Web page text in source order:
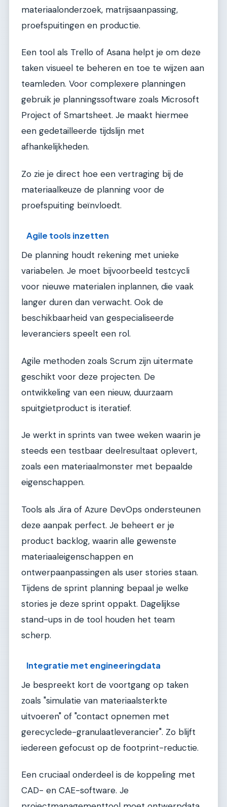
materiaalonderzoek, matrijsaanpassing,
proefspuitingen en productie.
Een tool als Trello of Asana helpt je om deze
taken visueel te beheren en toe te wijzen aan
teamleden. Voor complexere planningen
gebruik je planningssoftware zoals Microsoft
Project of Smartsheet. Je maakt hiermee
een gedetailleerde tijdslijn met
afhankelijkheden.
Zo zie je direct hoe een vertraging bij de
materiaalkeuze de planning voor de
proefspuiting beïnvloedt.
Agile tools inzetten
De planning houdt rekening met unieke
variabelen. Je moet bijvoorbeeld testcycli
voor nieuwe materialen inplannen, die vaak
langer duren dan verwacht. Ook de
beschikbaarheid van gespecialiseerde
leveranciers speelt een rol.
Agile methoden zoals Scrum zijn uitermate
geschikt voor deze projecten. De
ontwikkeling van een nieuw, duurzaam
spuitgietproduct is iteratief.
Je werkt in sprints van twee weken waarin je
steeds een testbaar deelresultaat oplevert,
zoals een materiaalmonster met bepaalde
eigenschappen.
Tools als Jira of Azure DevOps ondersteunen
deze aanpak perfect. Je beheert er je
product backlog, waarin alle gewenste
materiaaleigenschappen en
ontwerpaanpassingen als user stories staan.
Tijdens de sprint planning bepaal je welke
stories je deze sprint oppakt. Dagelijkse
stand-ups in de tool houden het team
scherp.
Integratie met engineeringdata
Je bespreekt kort de voortgang op taken
zoals "simulatie van materiaalsterkte
uitvoeren" of "contact opnemen met
gerecyclede-granulaatleverancier". Zo blijft
iedereen gefocust op de footprint-reductie.
Een cruciaal onderdeel is de koppeling met
CAD- en CAE-software. Je